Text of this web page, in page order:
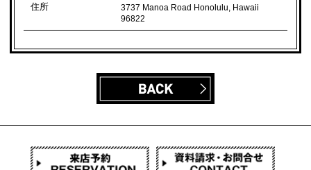
住所
3737 Manoa Road Honolulu, Hawaii
96822